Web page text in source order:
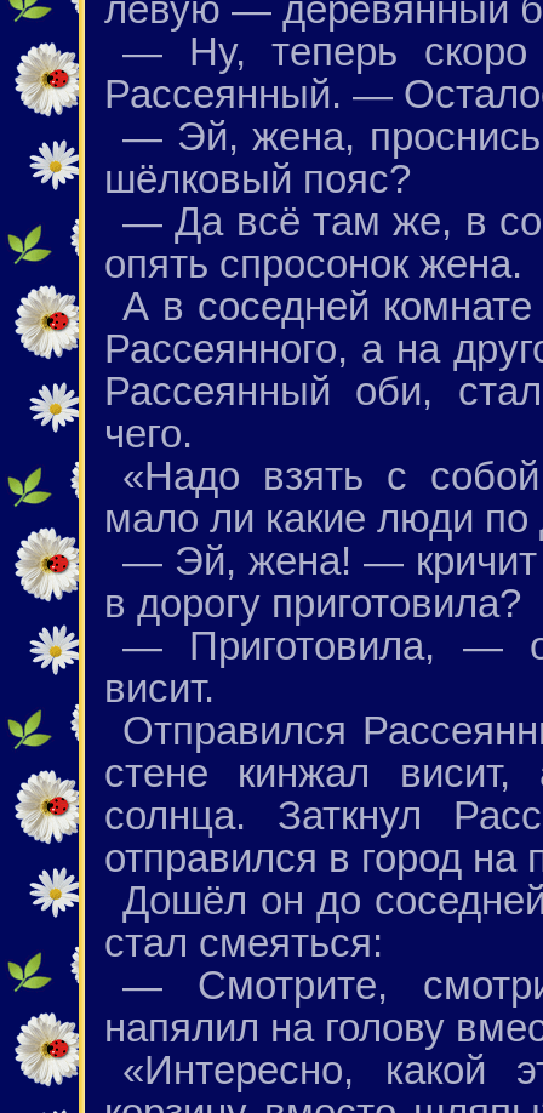
левую — деревянный
— Ну, теперь
Рассеянный. —
— Эй, жена,
шёлковый пояс?
— Да всё там же, в
опять спросонок жена.
А в соседней
Рассеянного, а на
Рассеянный оби,
чего.
«Надо взять с
мало ли какие люди по
— Эй, жена! —
в дорогу приготовила?
— Приготовила, —
висит.
Отправился
стене кинжал
солнца. Заткнул
отправился в город на
Дошёл он до
стал смеяться:
— Смотрите,
напялил на голову
«Интересно, какой